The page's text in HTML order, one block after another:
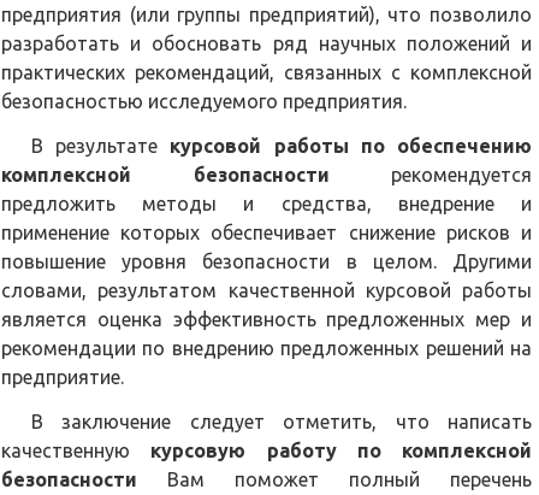
предприятия (или группы предприятий), что позволило
разработать и обосновать ряд научных положений и
практических рекомендаций, связанных с комплексной
безопасностью исследуемого предприятия.
В результате курсовой работы по обеспечению
комплексной безопасности рекомендуется
предложить методы и средства, внедрение и
применение которых обеспечивает снижение рисков и
повышение уровня безопасности в целом. Другими
словами, результатом качественной курсовой работы
является оценка эффективность предложенных мер и
рекомендации по внедрению предложенных решений на
предприятие.
В заключение следует отметить, что написать
качественную курсовую работу по комплексной
безопасности Вам поможет полный перечень